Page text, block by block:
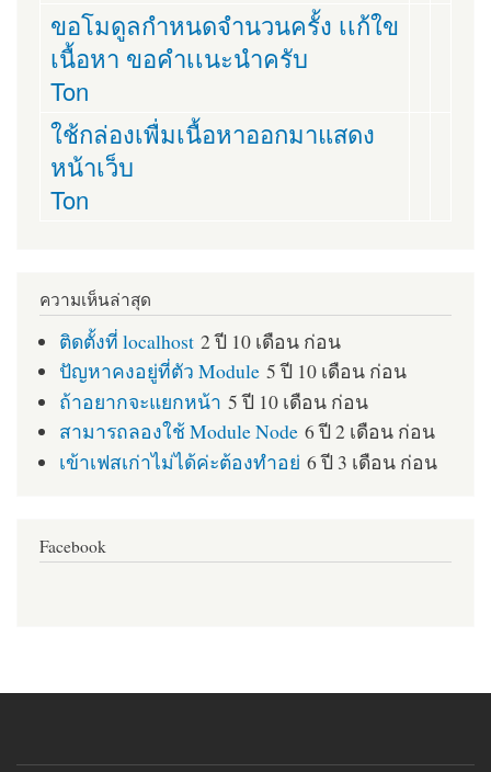
ขอโมดูลกำหนดจำนวนครั้ง เเก้ใข
เนื้อหา ขอคำเเนะนำครับ
Ton
ใช้กล่องเพื่มเนื้อหาออกมาแสดง
หน้าเว็บ
Ton
ความเห็นล่าสุด
ติดตั้งที่ localhost 2 ปี 10 เดือน ก่อน
ปัญหาคงอยู่ที่ตัว Module 5 ปี 10 เดือน ก่อน
ถ้าอยากจะแยกหน้า 5 ปี 10 เดือน ก่อน
สามารถลองใช้ Module Node 6 ปี 2 เดือน ก่อน
เข้าเฟสเก่าไม่ได้ค่ะต้องทำอย่ 6 ปี 3 เดือน ก่อน
Facebook